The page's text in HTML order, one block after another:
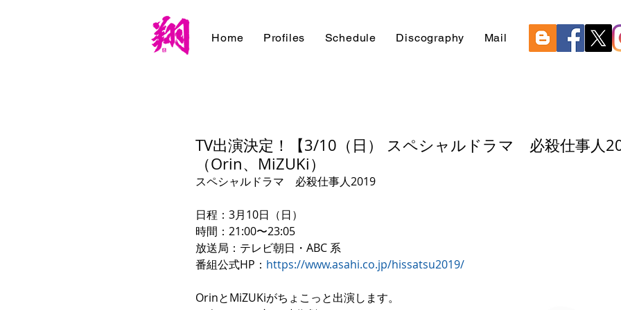
Home Profiles Schedule Discography Mail
TV出演決定！【3/10（日） スペシャルドラマ 必殺仕事人
（Orin、MiZUKi）
スペシャルドラマ　必殺仕事人2019
日程：3月10日（日）
時間：21:00〜23:05
放送局：テレビ朝日・ABC 系
番組公式HP： https://www.asahi.co.jp/hissatsu2019/
OrinとMiZUKiがちょこっと出演します。